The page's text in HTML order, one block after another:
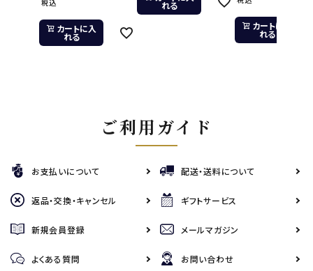
税込
カートに入
れる
れる
カートに入
れる
ご利用ガイド
お支払いについて 配送・送料について
返品・交換・キャンセル ギフトサービス
新規会員登録 メールマガジン
よくある質問 お問い合わせ